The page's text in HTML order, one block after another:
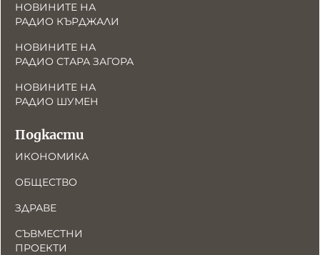
НОВИНИТЕ НА
РАДИО КЪРДЖАЛИ
НОВИНИТЕ НА
РАДИО СТАРА ЗАГОРА
НОВИНИТЕ НА
РАДИО ШУМЕН
Подкасти
ИКОНОМИКА
ОБЩЕСТВО
ЗДРАВЕ
СЪВМЕСТНИ
ПРОЕКТИ